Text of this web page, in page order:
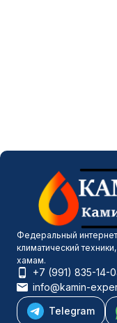
Федеральный
климатический
хамам.
+7 (991) 835-14-
info@kamin-
Telegram